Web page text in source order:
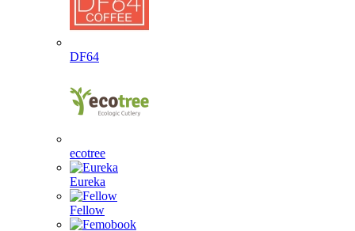
DF64
ecotree
Eureka
Fellow